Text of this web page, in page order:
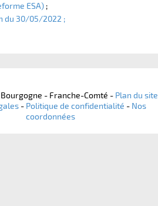
ESA) ;
du 30/05/2022 ;
- Franche-Comté - Plan du site
- Politique de confidentialité - Nos
coordonnées